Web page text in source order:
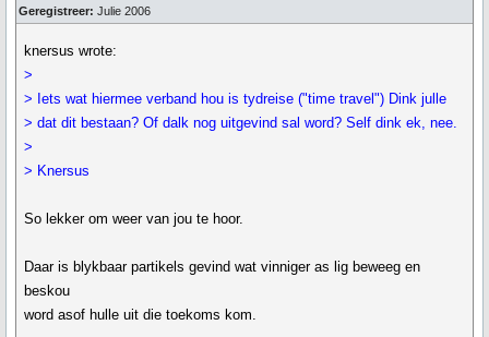
Geregistreer: Julie 2006
knersus wrote:
>
> Iets wat hiermee verband hou is tydreise ("time travel") Dink julle
> dat dit bestaan? Of dalk nog uitgevind sal word? Self dink ek, nee.
>
> Knersus
So lekker om weer van jou te hoor.
Daar is blykbaar partikels gevind wat vinniger as lig beweeg en
beskou
word asof hulle uit die toekoms kom.